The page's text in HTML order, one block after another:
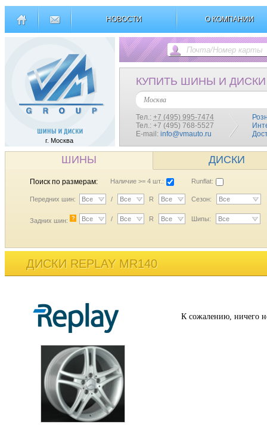
НОВОСТИ О КОМПАНИИ
г. Москва
КУПИТЬ ШИНЫ И ДИСКИ
Москва
Тел.: +7 (495) 995-7474
Тел.: +7 (495) 768-5527
E-mail: info@vmauto.ru
ШИНЫ ДИСКИ
Поиск по размерам: Наличие >= 4 шт.: Runflat:
Передних шин: Все / Все R Все Сезон: Все
Задних шин: ? Все / Все R Все Шипы: Все
ДИСКИ REPLAY MR140
К сожалению, ничего